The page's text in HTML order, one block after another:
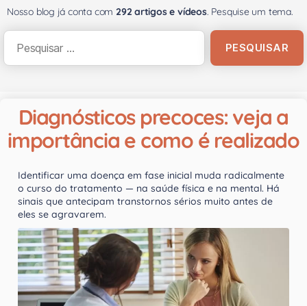
Nosso blog já conta com 292 artigos e vídeos. Pesquise um tema.
Diagnósticos precoces: veja a
importância e como é realizado
Identificar uma doença em fase inicial muda radicalmente
o curso do tratamento — na saúde física e na mental. Há
sinais que antecipam transtornos sérios muito antes de
eles se agravarem.